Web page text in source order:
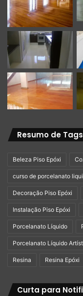
Resumo de Tags
Beleza Piso Epóxi
curso de porcelanato
Decoração Piso Epóxi
Instalação Piso Epóxi
Porcelanato Líquido
Porcelanato Líquido
Resina Resina Epóxi
Curta para